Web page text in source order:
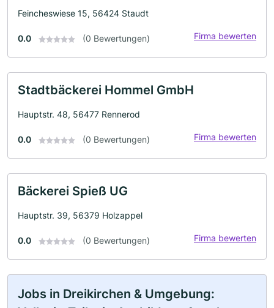
Feincheswiese 15, 56424 Staudt
0.0 (0 Bewertungen) Firma bewerten
Stadtbäckerei Hommel GmbH
Hauptstr. 48, 56477 Rennerod
0.0 (0 Bewertungen) Firma bewerten
Bäckerei Spieß UG
Hauptstr. 39, 56379 Holzappel
0.0 (0 Bewertungen) Firma bewerten
Jobs in Dreikirchen & Umgebung: